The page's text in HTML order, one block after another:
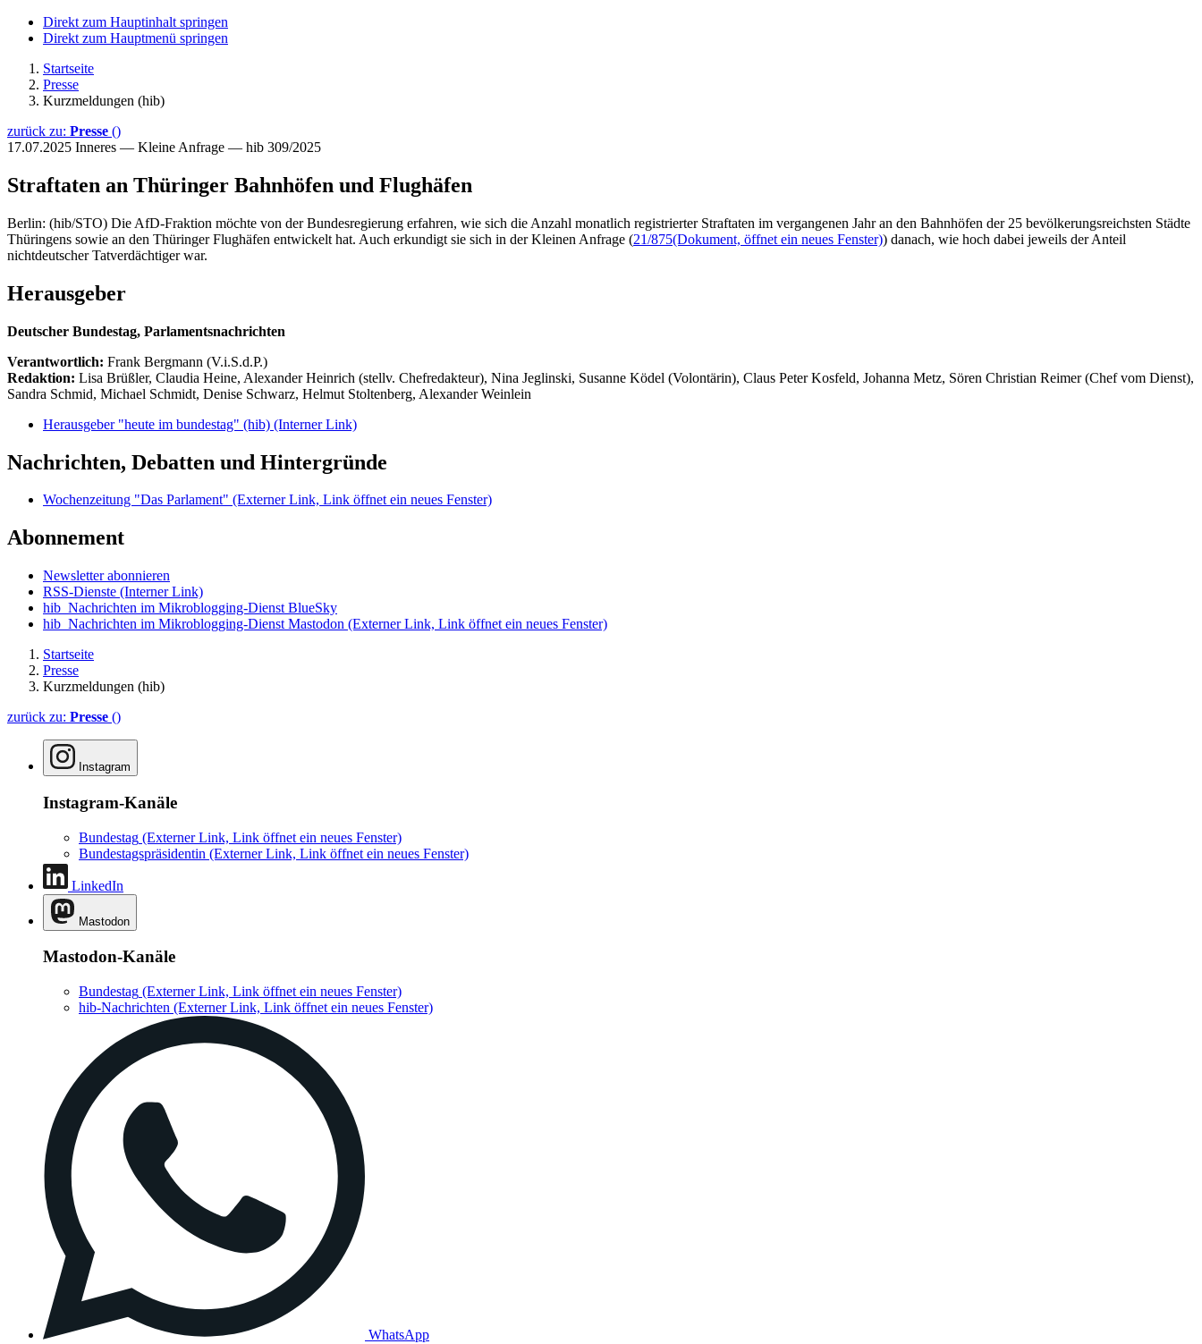
Direkt zum Hauptinhalt springen
Direkt zum Hauptmenü springen
Startseite
Presse
Kurzmeldungen (hib)
zurück zu: Presse ()
17.07.2025 Inneres — Kleine Anfrage — hib 309/2025
Straftaten an Thüringer Bahnhöfen und Flughäfen
Berlin: (hib/STO) Die AfD-Fraktion möchte von der Bundesregierung erfahren, wie sich die Anzahl monatlich registrierter Straftaten im vergangenen Jahr an den Bahnhöfen der 25 bevölkerungsreichsten Städte
Thüringens sowie an den Thüringer Flughäfen entwickelt hat. Auch erkundigt sie sich in der Kleinen Anfrage (21/875(Dokument, öffnet ein neues Fenster)) danach, wie hoch dabei jeweils der Anteil
nichtdeutscher Tatverdächtiger war.
Herausgeber
Deutscher Bundestag, Parlamentsnachrichten
Verantwortlich: Frank Bergmann (V.i.S.d.P.)
Redaktion: Lisa Brüßler, Claudia Heine, Alexander Heinrich (stellv. Chefredakteur), Nina Jeglinski, Susanne Ködel (Volontärin), Claus Peter Kosfeld, Johanna Metz, Sören Christian Reimer (Chef vom Dienst),
Sandra Schmid, Michael Schmidt, Denise Schwarz, Helmut Stoltenberg, Alexander Weinlein
Herausgeber "heute im bundestag" (hib) (Interner Link)
Nachrichten, Debatten und Hintergründe
Wochenzeitung "Das Parlament" (Externer Link, Link öffnet ein neues Fenster)
Abonnement
Newsletter abonnieren
RSS-Dienste (Interner Link)
hib_Nachrichten im Mikroblogging-Dienst BlueSky
hib_Nachrichten im Mikroblogging-Dienst Mastodon (Externer Link, Link öffnet ein neues Fenster)
Startseite
Presse
Kurzmeldungen (hib)
zurück zu: Presse ()
Instagram
Instagram-Kanäle
Bundestag (Externer Link, Link öffnet ein neues Fenster)
Bundestagspräsidentin (Externer Link, Link öffnet ein neues Fenster)
LinkedIn
Mastodon
Mastodon-Kanäle
Bundestag (Externer Link, Link öffnet ein neues Fenster)
hib-Nachrichten (Externer Link, Link öffnet ein neues Fenster)
WhatsApp